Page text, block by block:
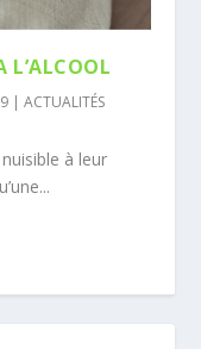
L’ALCOOL
|ACTUALITÉS
à leur